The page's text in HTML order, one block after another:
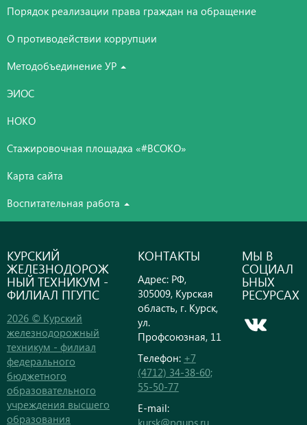
Порядок реализации права граждан на обращение
О противодействии коррупции
Методобъединение УР
ЭИОС
НОКО
Стажировочная площадка «#ВСОКО»
Карта сайта
Воспитательная работа
КУРСКИЙ
ЖЕЛЕЗНОДОРОЖ
НЫЙ ТЕХНИКУМ -
ФИЛИАЛ ПГУПС
2026 © Курский
железнодорожный
техникум - филиал
федерального
бюджетного
образовательного
учреждения высшего
образования
КОНТАКТЫ
Адрес: РФ,
305009, Курская
область, г. Курск,
ул.
Профсоюзная, 11
Телефон: +7
(4712) 34-38-60;
55-50-77
E-mail:
kursk@pgups.ru
МЫ В
СОЦИАЛ
ЬНЫХ
РЕСУРСАХ